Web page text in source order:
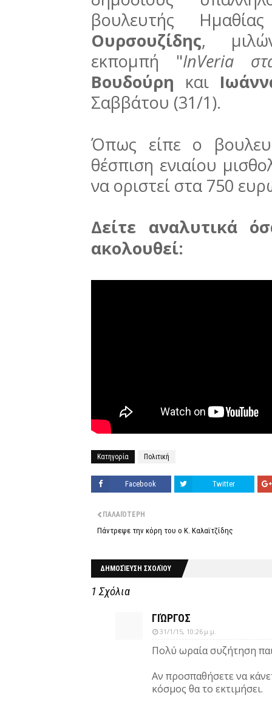
βουλευτής
Ουρσουζίδης,
εκπομπή "InVeria
Βουδούρη και
Σαββάτου (31/1).
Όπως είπε ο
θέσπιση ενιαίου
να οριστεί στα 750
Δείτε αναλυτικά
ακολουθεί:
Κατηγορία Πολιτική
Facebook Twitter
ΠΑΛΑΙΌΤΕΡΗ
Πάντρεψε την κόρη του ο Κ. Καλαϊτζίδης
ΔΗΜΟΣΊΕΥΣΗ ΣΧΟΛΊΟΥ
1 Σχόλια
ΓΙΏΡΓΟΣ
31/1/15, 10:26 μ.μ.
Πολύ ωραία συζήτηση
Αν προσπαθήσετε να
κόσμος θα το εκτιμήσει.